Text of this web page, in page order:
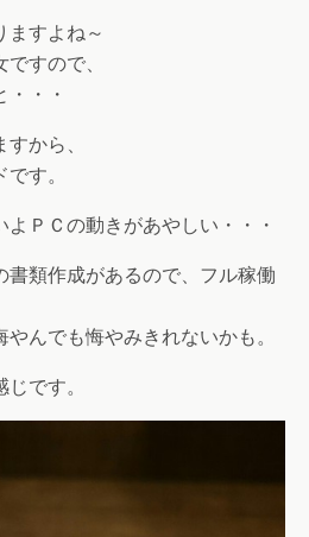
ますよね～
すので、
・・
から、
す。
ＰＣの動きがあやしい・・・
書類作成があるので、フル稼働
んでも悔やみきれないかも。
です。